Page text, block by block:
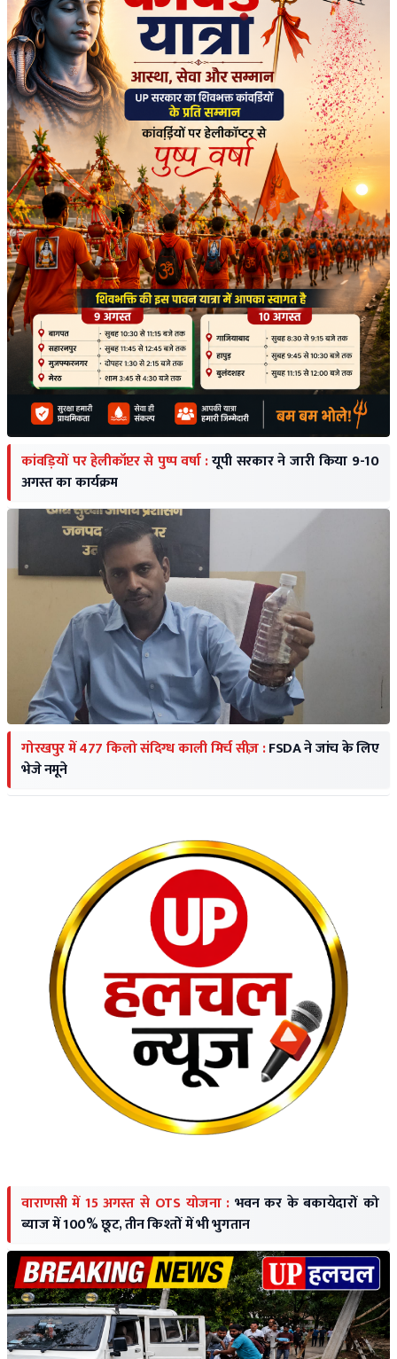
कांवड़ियों पर हेलीकॉप्टर से पुष्प वर्षा :यूपी सरकार ने जारी किया 9-10
अगस्त का कार्यक्रम
गोरखपुर में 477 किलो संदिग्ध काली मिर्च सीज़ :FSDA ने जांच के लिए
भेजे नमूने
वाराणसी में 15 अगस्त से OTS योजना : भवन कर के बकायेदारों को
ब्याज में 100% छूट, तीन किश्तों में भी भुगतान